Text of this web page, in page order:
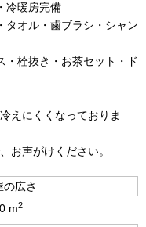
冷暖房完備
タオル・歯ブラシ・シャン
・栓抜き・お茶セット・ド
えにくくなっておりま
お声がけください。
の広さ
m2